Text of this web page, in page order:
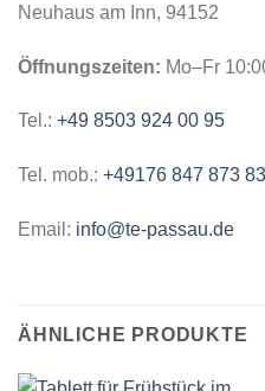
Neuhaus am Inn, 94152
Öffnungszeiten: Mo–Fr
Tel.: +49 8503 924 00 95
Tel. mob.: +49176 847 873 83
Email: info@te-passau.de
ÄHNLICHE PRODUKTE